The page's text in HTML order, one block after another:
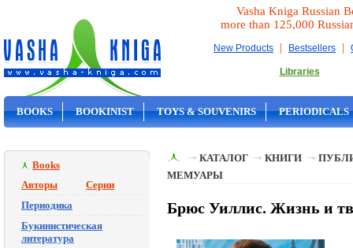
Vasha Kniga Russian
more than 125,000
New Products | Bestsellers |
Libraries
BOOKS BOOKINIST TOYS & SOUVENIRS PERIODICALS
Books
Авторы
Серии
Периодика
Букинистическая
литература
КАТАЛОГ КНИГИ
МЕМУАРЫ
Брюс Уиллис. Жизнь и